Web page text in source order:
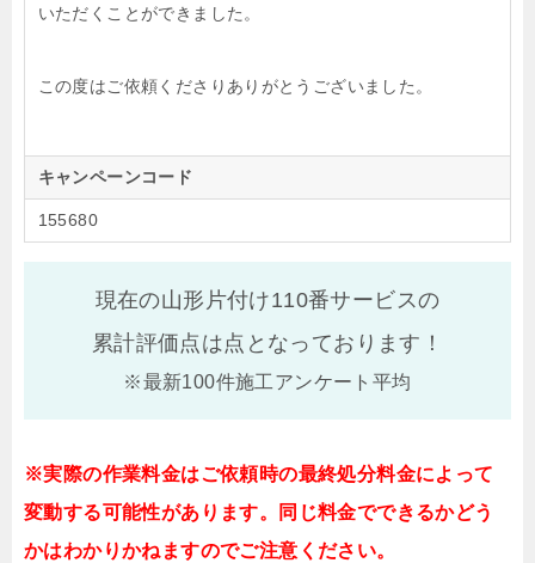
いただくことができました。
この度はご依頼くださりありがとうございました。
キャンペーンコード
155680
現在の山形片付け110番サービスの
累計評価点は点となっております！
※最新100件施工アンケート平均
※実際の作業料金はご依頼時の最終処分料金によって
変動する可能性があります。同じ料金でできるかどう
かはわかりかねますのでご注意ください。